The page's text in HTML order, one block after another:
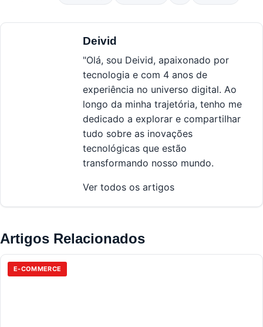
Deivid
"Olá, sou Deivid, apaixonado por
tecnologia e com 4 anos de
experiência no universo digital. Ao
longo da minha trajetória, tenho me
dedicado a explorar e compartilhar
tudo sobre as inovações
tecnológicas que estão
transformando nosso mundo.
Ver todos os artigos
Artigos Relacionados
E-COMMERCE